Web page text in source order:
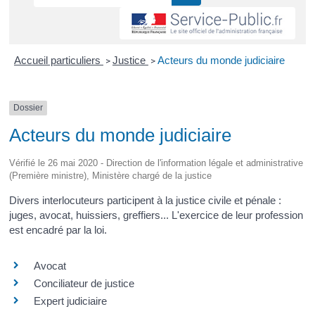
Accueil particuliers > Justice > Acteurs du monde judiciaire
Dossier
Acteurs du monde judiciaire
Vérifié le 26 mai 2020 - Direction de l'information légale et administrative
(Première ministre), Ministère chargé de la justice
Divers interlocuteurs participent à la justice civile et pénale :
juges, avocat, huissiers, greffiers... L'exercice de leur profession
est encadré par la loi.
Avocat
Conciliateur de justice
Expert judiciaire